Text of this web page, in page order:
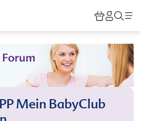
HiPP
Mein BabyClub